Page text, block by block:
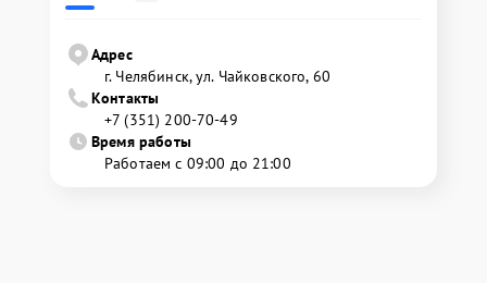
Адрес
г. Челябинск, ул. Чайковского, 60
Контакты
+7 (351) 200-70-49
Время работы
Работаем с 09:00 до 21:00